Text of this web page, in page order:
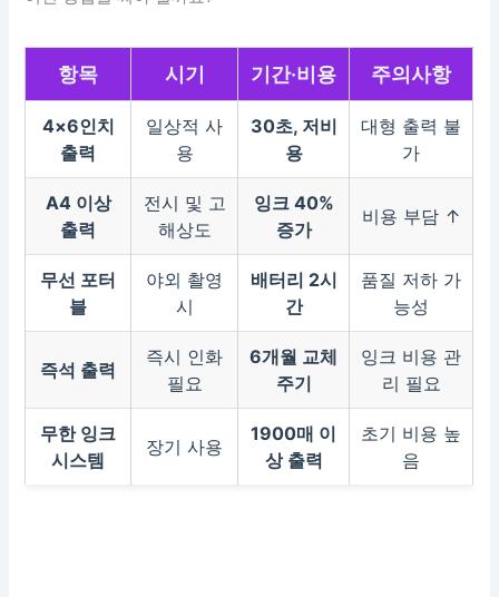
항목 시기 기간·비용 주의사항
4×6인치
출력
일상적 사
용
30초, 저비
용
대형 출력 불
가
A4 이상
출력
전시 및 고
해상도
잉크 40%
증가
비용 부담 ↑
무선 포터
블
야외 촬영
시
배터리 2시
간
품질 저하 가
능성
즉석 출력
즉시 인화
필요
6개월 교체
주기
잉크 비용 관
리 필요
무한 잉크
시스템
장기 사용
1900매 이
상 출력
초기 비용 높
음